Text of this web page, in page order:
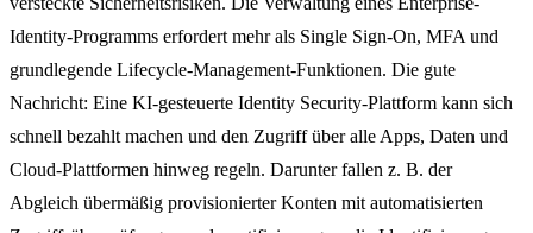
Identity-Programms erfordert mehr als Single Sign-On, MFA und
grundlegende Lifecycle-Management-Funktionen. Die gute
Nachricht: Eine KI-gesteuerte Identity Security-Plattform kann sich
schnell bezahlt machen und den Zugriff über alle Apps, Daten und
Cloud-Plattformen hinweg regeln. Darunter fallen z. B. der
Abgleich übermäßig provisionierter Konten mit automatisierten